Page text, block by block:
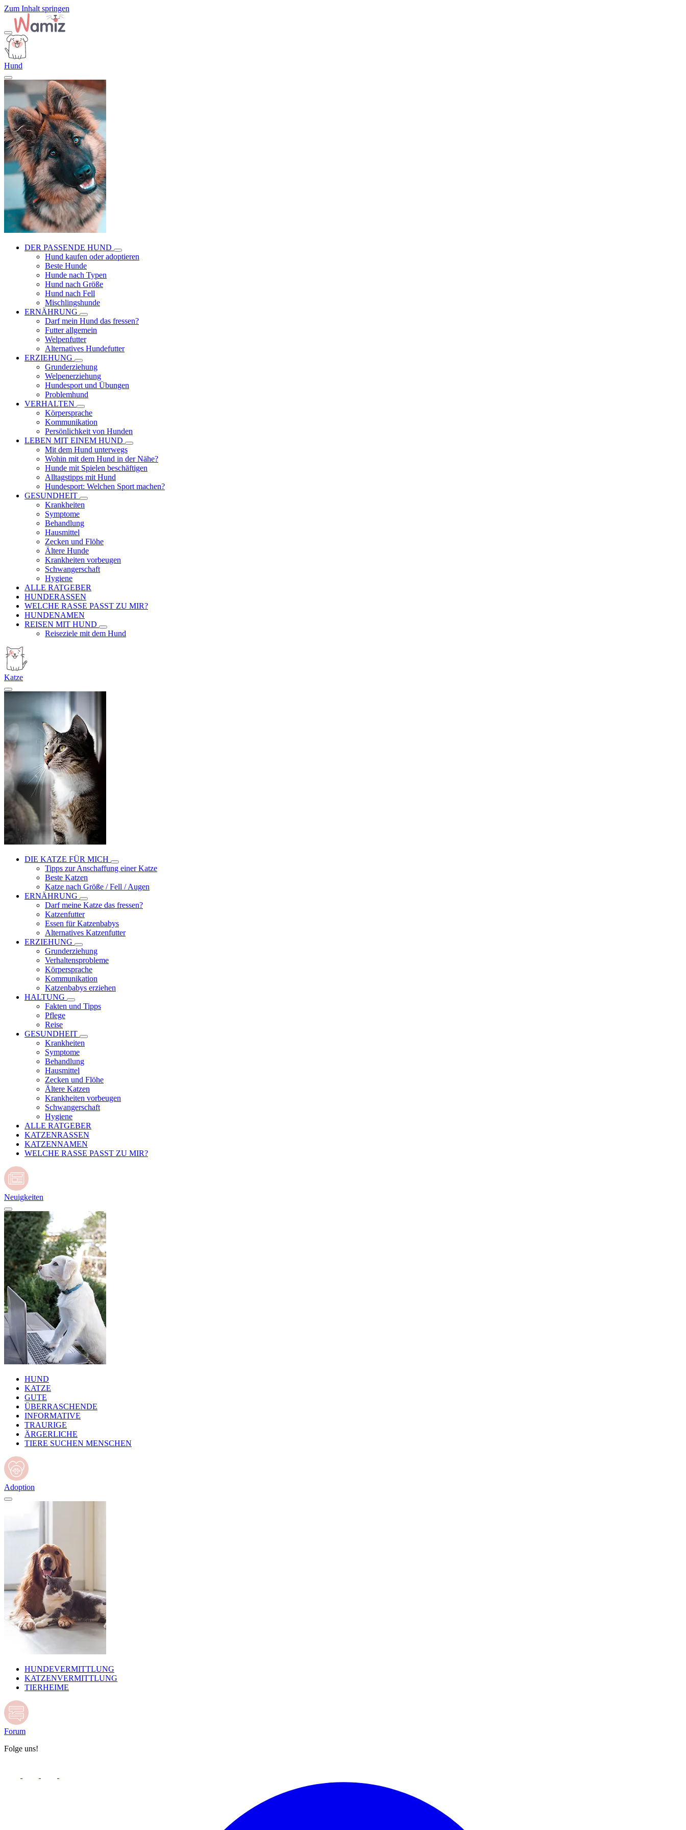
Zum Inhalt springen
Hund
DER PASSENDE HUND
Hund kaufen oder adoptieren
Beste Hunde
Hunde nach Typen
Hund nach Größe
Hund nach Fell
Mischlingshunde
ERNÄHRUNG
Darf mein Hund das fressen?
Futter allgemein
Welpenfutter
Alternatives Hundefutter
ERZIEHUNG
Grunderziehung
Welpenerziehung
Hundesport und Übungen
Problemhund
VERHALTEN
Körpersprache
Kommunikation
Persönlichkeit von Hunden
LEBEN MIT EINEM HUND
Mit dem Hund unterwegs
Wohin mit dem Hund in der Nähe?
Hunde mit Spielen beschäftigen
Alltagstipps mit Hund
Hundesport: Welchen Sport machen?
GESUNDHEIT
Krankheiten
Symptome
Behandlung
Hausmittel
Zecken und Flöhe
Ältere Hunde
Krankheiten vorbeugen
Schwangerschaft
Hygiene
ALLE RATGEBER
HUNDERASSEN
WELCHE RASSE PASST ZU MIR?
HUNDENAMEN
REISEN MIT HUND
Reiseziele mit dem Hund
Katze
DIE KATZE FÜR MICH
Tipps zur Anschaffung einer Katze
Beste Katzen
Katze nach Größe / Fell / Augen
ERNÄHRUNG
Darf meine Katze das fressen?
Katzenfutter
Essen für Katzenbabys
Alternatives Katzenfutter
ERZIEHUNG
Grunderziehung
Verhaltensprobleme
Körpersprache
Kommunikation
Katzenbabys erziehen
HALTUNG
Fakten und Tipps
Pflege
Reise
GESUNDHEIT
Krankheiten
Symptome
Behandlung
Hausmittel
Zecken und Flöhe
Ältere Katzen
Krankheiten vorbeugen
Schwangerschaft
Hygiene
ALLE RATGEBER
KATZENRASSEN
KATZENNAMEN
WELCHE RASSE PASST ZU MIR?
Neuigkeiten
HUND
KATZE
GUTE
ÜBERRASCHENDE
INFORMATIVE
TRAURIGE
ÄRGERLICHE
TIERE SUCHEN MENSCHEN
Adoption
HUNDEVERMITTLUNG
KATZENVERMITTLUNG
TIERHEIME
Forum
Folge uns!